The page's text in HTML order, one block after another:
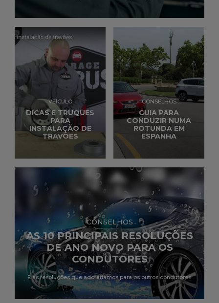
VEÍCULO
DICAS E TRUQUES
PARA
INSTALAÇÃO DE
TRAVÕES
CONSELHOS
GUIA PARA
CONDUZIR NUMA
ROTUNDA EM
ESPANHA
CONSELHOS
AS 10 PRINCIPAIS RESOLUÇÕES
DE ANO NOVO PARA OS
CONDUTORES
E as resoluções que adoraríamos para os outros condutores.